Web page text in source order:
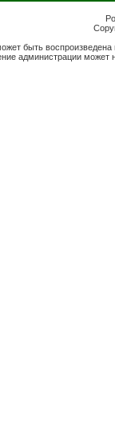
быть
администрации может